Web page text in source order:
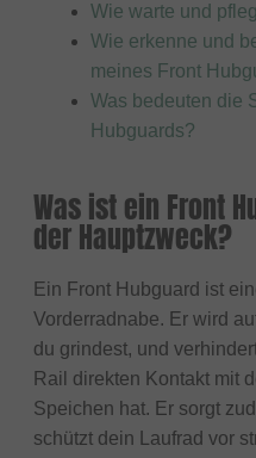
Wie warte und
Wie erkenne und
meines Front
Was bedeuten die
Hubguards?
Was ist ein Front
der Hauptzweck?
Ein Front Hubguard ist
Vorderradnabe. Er wird
du grindest, und
Rail direkten Kontakt mit
Speichen hat. Er sorgt
schützt dein Laufrad vor